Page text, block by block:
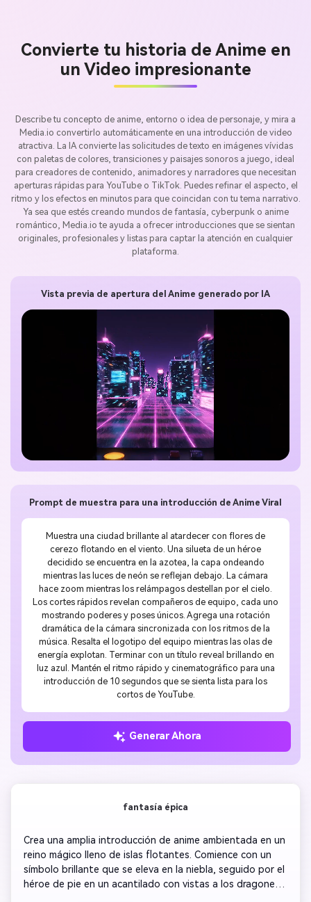
Convierte tu historia de Anime en
un Video impresionante
Describe tu concepto de anime, entorno o idea de personaje, y mira a
Media.io convertirlo automáticamente en una introducción de video
atractiva. La IA convierte las solicitudes de texto en imágenes vívidas
con paletas de colores, transiciones y paisajes sonoros a juego, ideal
para creadores de contenido, animadores y narradores que necesitan
aperturas rápidas para YouTube o TikTok. Puedes refinar el aspecto, el
ritmo y los efectos en minutos para que coincidan con tu tema narrativo.
Ya sea que estés creando mundos de fantasía, cyberpunk o anime
romántico, Media.io te ayuda a ofrecer introducciones que se sientan
originales, profesionales y listas para captar la atención en cualquier
plataforma.
Prompt de muestra para una introducción de Anime Viral
Muestra una ciudad brillante al atardecer con flores de
cerezo flotando en el viento. Una silueta de un héroe
decidido se encuentra en la azotea, la capa ondeando
mientras las luces de neón se reflejan debajo. La cámara
hace zoom mientras los relámpagos destellan por el cielo.
Los cortes rápidos revelan compañeros de equipo, cada uno
mostrando poderes y poses únicos. Agrega una rotación
dramática de la cámara sincronizada con los ritmos de la
música. Resalta el logotipo del equipo mientras las olas de
energía explotan. Terminar con un título reveal brillando en
luz azul. Mantén el ritmo rápido y cinematográfico para una
introducción de 10 segundos que se sienta lista para los
cortos de YouTube.
Generar Ahora
Vista previa de apertura del Anime generado por IA
fantasía épica
Crea una amplia introducción de anime ambientada en un
reino mágico lleno de islas flotantes. Comience con un
símbolo brillante que se eleva en la niebla, seguido por el
héroe de pie en un acantilado con vistas a los dragones